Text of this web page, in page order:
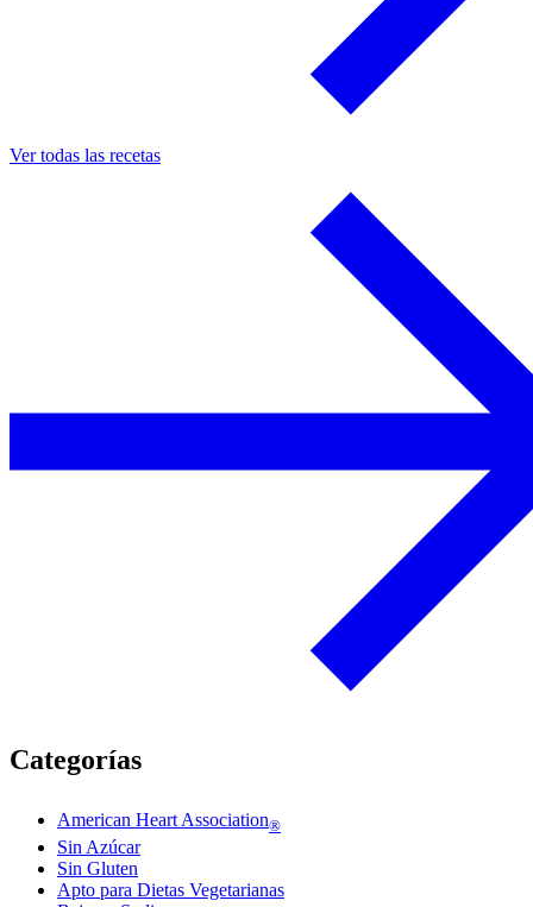
Ver todas las recetas
Categorías
American Heart Association®
Sin Azúcar
Sin Gluten
Apto para Dietas Vegetarianas